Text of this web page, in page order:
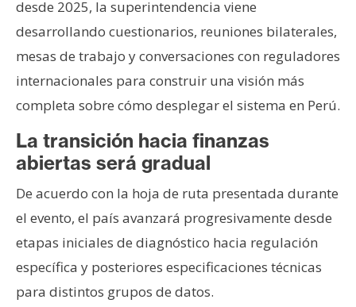
desde 2025, la superintendencia viene
desarrollando cuestionarios, reuniones bilaterales,
mesas de trabajo y conversaciones con reguladores
internacionales para construir una visión más
completa sobre cómo desplegar el sistema en Perú.
La transición hacia finanzas
abiertas será gradual
De acuerdo con la hoja de ruta presentada durante
el evento, el país avanzará progresivamente desde
etapas iniciales de diagnóstico hacia regulación
específica y posteriores especificaciones técnicas
para distintos grupos de datos.